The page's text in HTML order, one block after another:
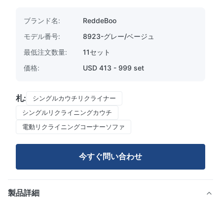
ブランド名:
ReddeBoo
モデル番号:
8923-グレー/ベージュ
最低注文数量:
11セット
価格:
USD 413 - 999 set
札:
シングルカウチリクライナー
シングルリクライニングカウチ
電動リクライニングコーナーソファ
今すぐ問い合わせ
製品詳細